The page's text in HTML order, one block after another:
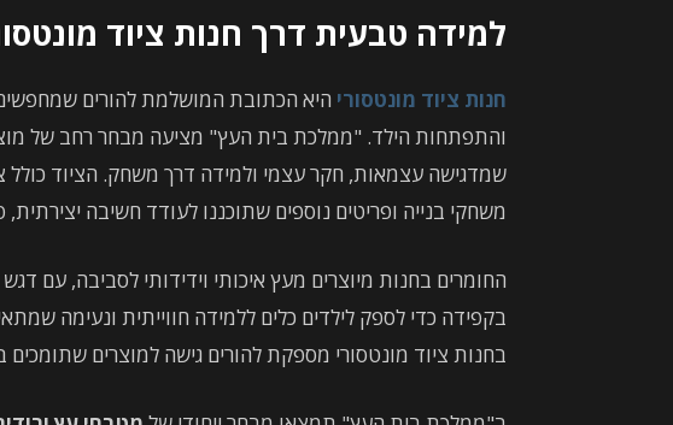
למידה טבעית דרך חנות ציוד
חנות ציוד מונטסורי היא הכתובת המושלמת להורים
והתפתחות הילד. "ממלכת בית העץ" מציעה מבחר רחב של
שמדגישה עצמאות, חקר עצמי ולמידה דרך משחק. הציוד כולל
משחקי בנייה ופריטים נוספים שתוכננו לעודד חשיבה יצירתית,
החומרים בחנות מיוצרים מעץ איכותי וידידותי לסביבה, עם
בקפידה כדי לספק לילדים כלים ללמידה חווייתית ונעימה
בחנות ציוד מונטסורי מספקת להורים גישה למוצרים שתומכים